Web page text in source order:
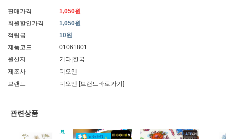
판매가격
1,050원
회원할인가격
1,050원
적립금
10원
제품코드
01061801
원산지
기타|한국
제조사
디오엔
브랜드
디오엔 [브랜드바로가기]
관련상품